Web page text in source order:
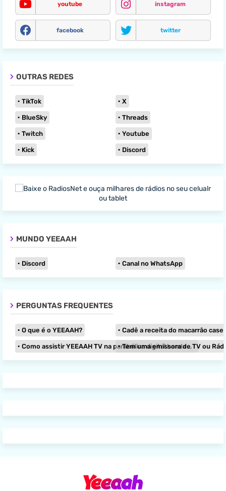
youtube instagram
facebook twitter
OUTRAS REDES
TikTok X
BlueSky Threads
Twitch Youtube
Kick Discord
MUNDO YEEAAH
Discord Canal no WhatsApp
PERGUNTAS FREQUENTES
O que é o YEEAAH? Cadê a receita do macarrão caseiro
Como assistir YEEAAH TV na parabólica digital banda KU?
Tem uma emissora de TV ou Rádio